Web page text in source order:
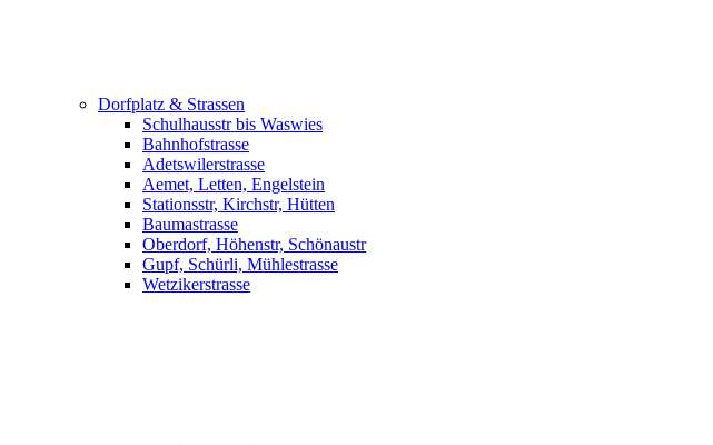
Dorfplatz & Strassen
Schulhausstr bis Waswies
Bahnhofstrasse
Adetswilerstrasse
Aemet, Letten, Engelstein
Stationsstr, Kirchstr, Hütten
Baumastrasse
Oberdorf, Höhenstr, Schönaustr
Gupf, Schürli, Mühlestrasse
Wetzikerstrasse